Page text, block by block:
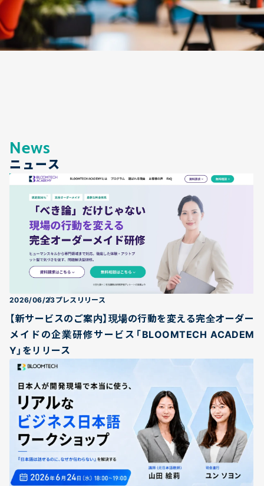
ニュース
News
2026/06/23プレスリリース
【新サービスのご案内】現場の行動を変える完全オーダー
メイドの企業研修サービス「BLOOMTECH ACADEM
Y」をリリース